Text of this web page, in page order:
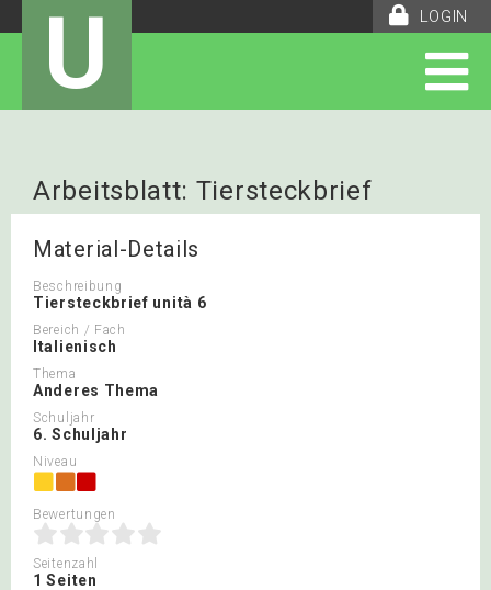
LOGIN
U
Arbeitsblatt: Tiersteckbrief
Material-Details
Beschreibung
Tiersteckbrief unità 6
Bereich / Fach
Italienisch
Thema
Anderes Thema
Schuljahr
6. Schuljahr
Niveau
Bewertungen
Seitenzahl
1 Seiten